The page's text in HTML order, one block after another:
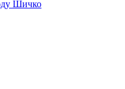
Шичко